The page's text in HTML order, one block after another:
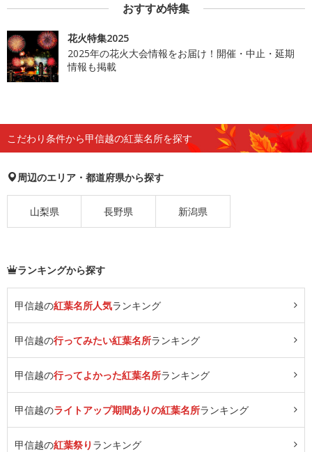
おすすめ特集
花火特集2025
2025年の花火大会情報をお届け！開催・中止・延期
情報も掲載
こだわり条件から甲信越の紅葉名所を探す
周辺のエリア・都道府県から探す
山梨県 長野県 新潟県
ランキングから探す
甲信越の紅葉名所人気ランキング
甲信越の行ってみたい紅葉名所ランキング
甲信越の行ってよかった紅葉名所ランキング
甲信越のライトアップ期間ありの紅葉名所ランキング
甲信越の紅葉祭り ランキング